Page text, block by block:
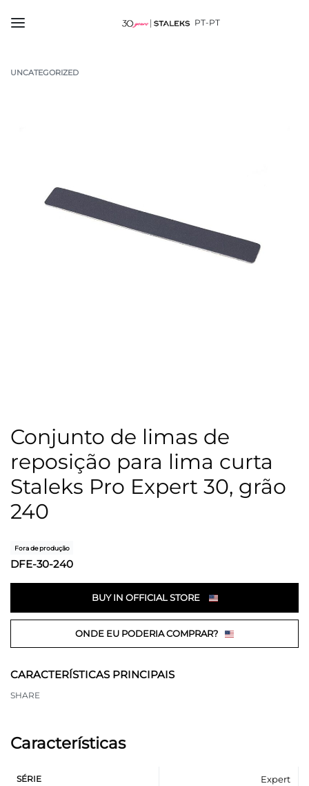
PT-PT
UNCATEGORIZED
Conjunto de limas de
reposição para lima curta
Staleks Pro Expert 30, grão
240
Fora de produção
DFE-30-240
BUY IN OFFICIAL STORE
ONDE EU PODERIA COMPRAR?
CARACTERÍSTICAS PRINCIPAIS
SHARE
Características
SÉRIE Expert